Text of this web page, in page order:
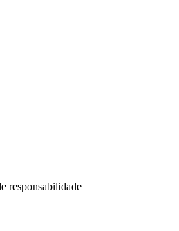
responsabilidade